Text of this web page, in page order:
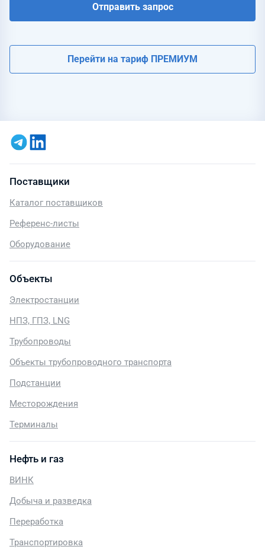
Отправить запрос
Перейти на тариф ПРЕМИУМ
Поставщики
Каталог поставщиков
Референс-листы
Оборудование
Объекты
Электростанции
НПЗ, ГПЗ, LNG
Трубопроводы
Объекты трубопроводного транспорта
Подстанции
Месторождения
Терминалы
Нефть и газ
ВИНК
Добыча и разведка
Переработка
Транспортировка